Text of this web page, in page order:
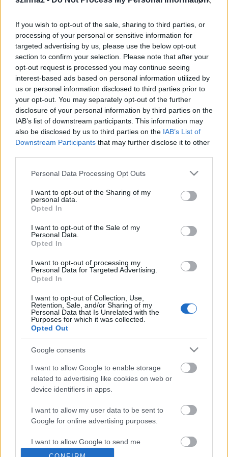
If you wish to opt-out of the sale, sharing to third parties, or
processing of your personal or sensitive information for
targeted advertising by us, please use the below opt-out
section to confirm your selection. Please note that after your
opt-out request is processed you may continue seeing
interest-based ads based on personal information utilized by
us or personal information disclosed to third parties prior to
your opt-out. You may separately opt-out of the further
disclosure of your personal information by third parties on the
IAB’s list of downstream participants. This information may
also be disclosed by us to third parties on the IAB’s List of
Downstream Participants that may further disclose it to other
Please note that this website/app uses one or more Google
not limited to your visit or usage behaviour. You may click to
grant or deny consent to Google and its third-party tags to
use your data for below specified purposes in below Google
consent section.
Personal Data Processing Opt Outs
I want to opt-out of the Sharing of my
personal data.
Opted In
I want to opt-out of the Sale of my
Personal Data.
Opted In
I want to opt-out of processing my
Personal Data for Targeted Advertising.
Opted In
I want to opt-out of Collection, Use,
Retention, Sale, and/or Sharing of my
Personal Data that Is Unrelated with the
Purposes for which it was collected.
Opted Out
Google consents
I want to allow Google to enable storage
related to advertising like cookies on web or
device identifiers in apps.
I want to allow my user data to be sent to
Google for online advertising purposes.
I want to allow Google to send me
personalized advertising.
M E G H Í V Ó
az ARTISJUS nyílt fórumára
Szeretettel meghívjuk Önt és érdeklődő ismerőseit
2005.
október 27-én csütörtökön 18 órától az Artisjus
székházában
(Budapest, I. ker. Mészáros u. 15.-17. földszinti
előadóterem),
tartandó sorozatunkra.
Kortársakról - kortársaknak: Márta István
zeneszerzővel Hollós
Babits Antal beszélget a kettős megközelítések
jegyében. Sőt, ha a jelenlévők aktivitását is
kérdések és megközelítések várhatók...
Ajánlott bejegyzések:
Különleges találkozások Zsámbékon
Ősszel érkezik az Infinite Dance Festival